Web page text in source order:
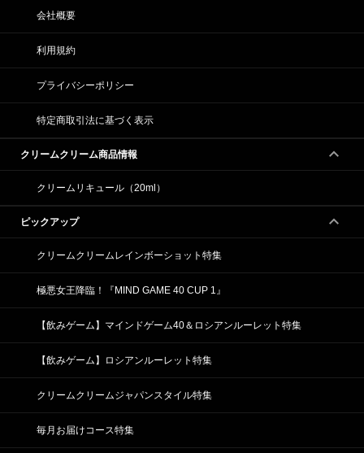
会社概要
利用規約
プライバシーポリシー
特定商取引法に基づく表示
クリームクリーム商品情報
クリームリキュール（20ml）
ピックアップ
クリームクリームレインボーショット特集
極悪女王降臨！『MIND GAME 40 CUP 1』
【飲みゲーム】マインドゲーム40＆ロシアンルーレット特集
【飲みゲーム】ロシアンルーレット特集
クリームクリームジャパンスタイル特集
毎月お届けコース特集